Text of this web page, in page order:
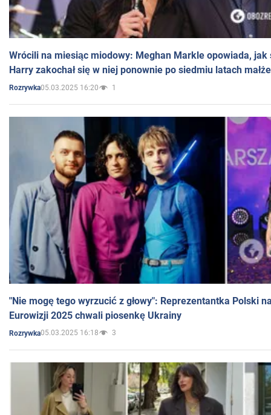
Wrócili na miesiąc miodowy: Meghan Markle opowiada, jak
Harry zakochał się w niej ponownie po siedmiu latach
Rozrywka05.03.2025 16:20 1
"Nie mogę tego wyrzucić z głowy": Reprezentantka Polski
Eurowizji 2025 chwali piosenkę Ukrainy
Rozrywka05.03.2025 16:18 3